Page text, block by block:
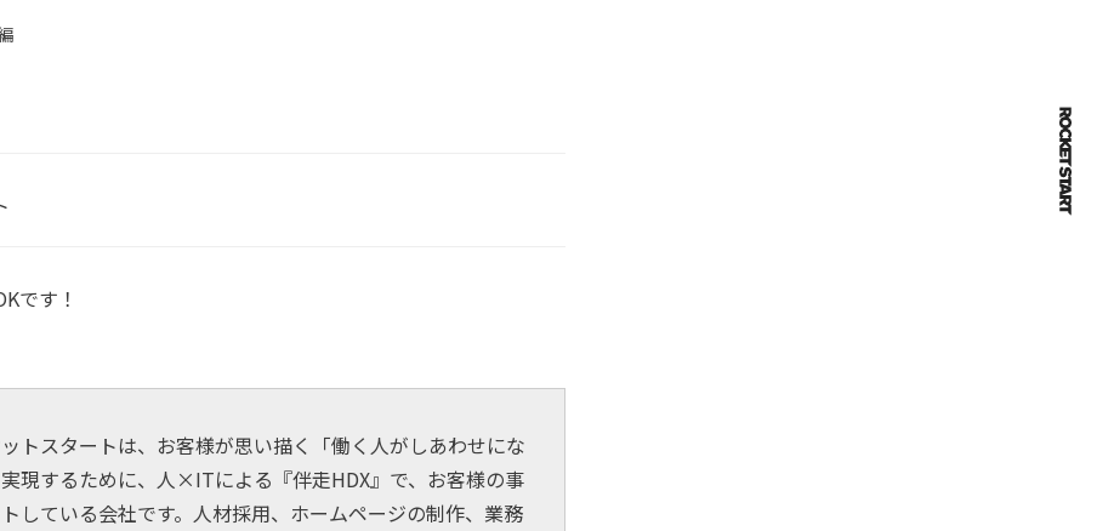
です！
トスタートは、お客様が思い描く「働く人がしあわせにな
現するために、人×ITによる『伴走HDX』で、お客様の事
している会社です。人材採用、ホームページの制作、業務